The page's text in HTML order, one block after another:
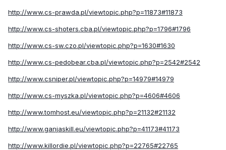
http://www.cs-prawda.pl/viewtopic.php?p=11873#11873
http://www.cs-shoters.cba.pl/viewtopic.php?p=1796#1796
http://www.cs-sw.czo.pl/viewtopic.php?p=1630#1630
http://www.cs-pedobear.cba.pl/viewtopic.php?p=2542#2542
http://www.csniper.pl/viewtopic.php?p=14979#14979
http://www.cs-myszka.pl/viewtopic.php?p=4606#4606
http://www.tomhost.eu/viewtopic.php?p=21132#21132
http://www.ganjaskill.eu/viewtopic.php?p=41173#41173
http://www.killordie.pl/viewtopic.php?p=22765#22765